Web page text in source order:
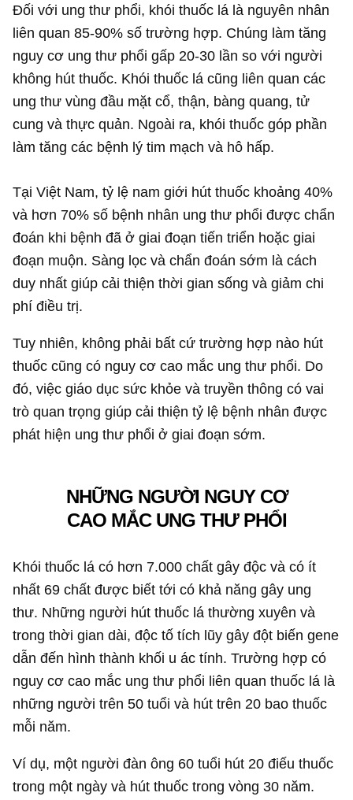
Đối với ung thư phổi, khói thuốc lá là nguyên nhân
liên quan 85-90% số trường hợp. Chúng làm tăng
nguy cơ ung thư phổi gấp 20-30 lần so với người
không hút thuốc. Khói thuốc lá cũng liên quan các
ung thư vùng đầu mặt cổ, thận, bàng quang, tử
cung và thực quản. Ngoài ra, khói thuốc góp phần
làm tăng các bệnh lý tim mạch và hô hấp.
Tại Việt Nam, tỷ lệ nam giới hút thuốc khoảng 40%
và hơn 70% số bệnh nhân ung thư phổi được chẩn
đoán khi bệnh đã ở giai đoạn tiến triển hoặc giai
đoạn muộn. Sàng lọc và chẩn đoán sớm là cách
duy nhất giúp cải thiện thời gian sống và giảm chi
phí điều trị.
Tuy nhiên, không phải bất cứ trường hợp nào hút
thuốc cũng có nguy cơ cao mắc ung thư phổi. Do
đó, việc giáo dục sức khỏe và truyền thông có vai
trò quan trọng giúp cải thiện tỷ lệ bệnh nhân được
phát hiện ung thư phổi ở giai đoạn sớm.
NHỮNG NGƯỜI NGUY CƠ
CAO MẮC UNG THƯ PHỔI
Khói thuốc lá có hơn 7.000 chất gây độc và có ít
nhất 69 chất được biết tới có khả năng gây ung
thư. Những người hút thuốc lá thường xuyên và
trong thời gian dài, độc tố tích lũy gây đột biến gene
dẫn đến hình thành khối u ác tính. Trường hợp có
nguy cơ cao mắc ung thư phổi liên quan thuốc lá là
những người trên 50 tuổi và hút trên 20 bao thuốc
mỗi năm.
Ví dụ, một người đàn ông 60 tuổi hút 20 điếu thuốc
trong một ngày và hút thuốc trong vòng 30 năm.